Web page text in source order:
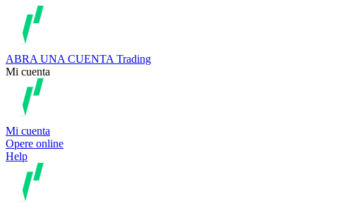
ABRA UNA CUENTA Trading
Mi cuenta
Mi cuenta
Opere online
Help